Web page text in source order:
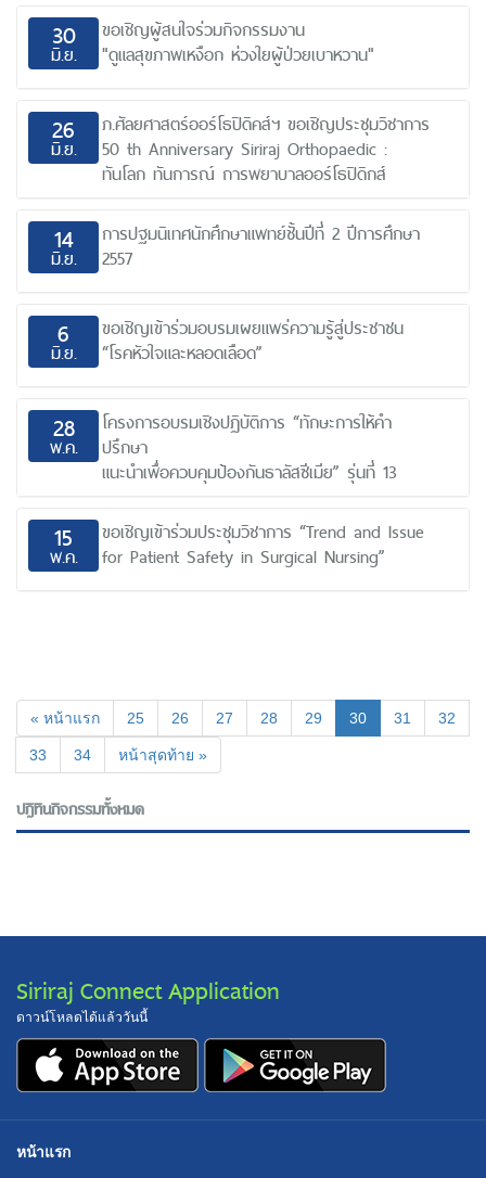
30
มิ.ย.
ขอเชิญผู้สนใจร่วมกิจกรรมงาน
"ดูแลสุขภาพเหงือก ห่วงใยผู้ป่วยเบาหวาน"
26
มิ.ย.
ภ.ศัลยศาสตร์ออร์โธปิดิคส์ฯ ขอเชิญประชุมวิชาการ
50 th Anniversary Siriraj Orthopaedic :
ทันโลก ทันการณ์ การพยาบาลออร์โธปิดิกส์
14
มิ.ย.
การปฐมนิเทศนักศึกษาแพทย์ชั้นปีที่ 2 ปีการศึกษา
2557
6
มิ.ย.
ขอเชิญเข้าร่วมอบรมเผยแพร่ความรู้สู่ประชาชน
“โรคหัวใจและหลอดเลือด”
28
พ.ค.
โครงการอบรมเชิงปฏิบัติการ “ทักษะการให้คำ
ปรึกษา
แนะนำเพื่อควบคุมป้องกันธาลัสซีเมีย” รุ่นที่ 13
15
พ.ค.
ขอเชิญเข้าร่วมประชุมวิชาการ “Trend and Issue
for Patient Safety in Surgical Nursing”
« หน้าแรก 25 26 27 28 29 30(current)
31 32
33 34 หน้าสุดท้าย »
ปฎิทินกิจกรรมทั้งหมด
Siriraj Connect Application
ดาวน์โหลดได้แล้ววันนี้
หน้าแรก